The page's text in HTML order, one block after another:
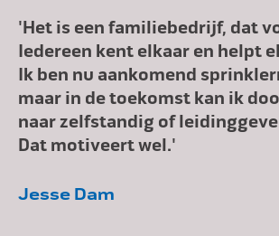
'Het is een familiebedrijf, dat
Iedereen kent elkaar en helpt
Ik ben nu aankomend
maar in de toekomst kan ik
naar zelfstandig of
Dat motiveert wel.'
Jesse Dam